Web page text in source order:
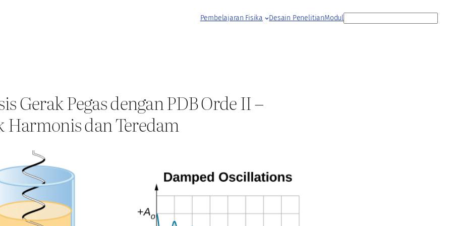
Pembelajaran Fisika Desain PenelitianModulS
Gerak Pegas dengan PDB Orde II –
Harmonis dan Teredam